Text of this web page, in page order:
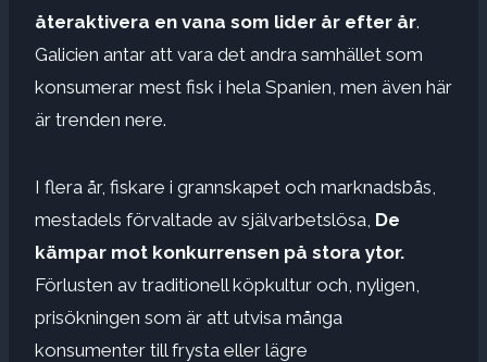
återaktivera en vana som lider år efter år.
Galicien antar att vara det andra samhället som
konsumerar mest fisk i hela Spanien, men även här
är trenden nere.
I flera år, fiskare i grannskapet och marknadsbås,
mestadels förvaltade av självarbetslösa, De
kämpar mot konkurrensen på stora ytor.
Förlusten av traditionell köpkultur och, nyligen,
prisökningen som är att utvisa många
konsumenter till frysta eller lägre